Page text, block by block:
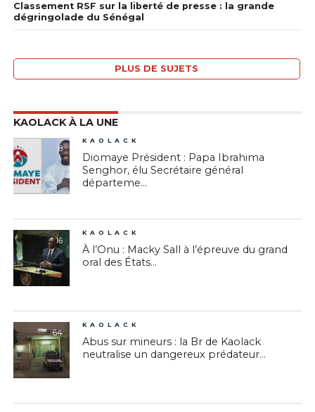
Classement RSF sur la liberté de presse : la grande
dégringolade du Sénégal
PLUS DE SUJETS
KAOLACK À LA UNE
8
KAOLACK
Diomaye Président : Papa Ibrahima
Senghor, élu Secrétaire général
départeme...
16
KAOLACK
À l’Onu : Macky Sall à l’épreuve du grand
oral des États...
64
KAOLACK
Abus sur mineurs : la Br de Kaolack
neutralise un dangereux prédateur...